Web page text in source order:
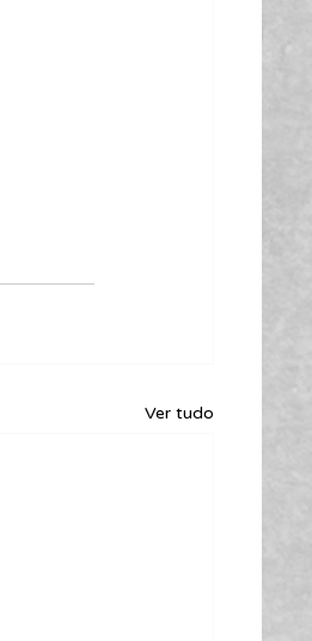
Ver tudo